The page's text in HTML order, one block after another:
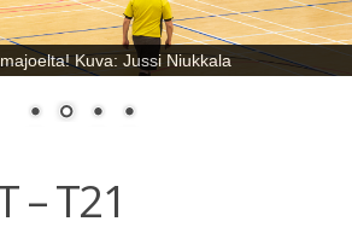
Kuva: Jussi Niukkala
– T21